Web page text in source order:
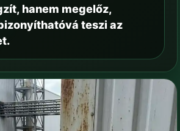
hanem megelőz,
teszi az